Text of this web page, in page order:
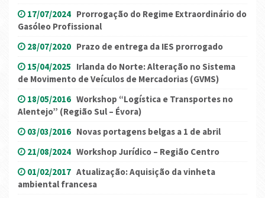
17/07/2024 Prorrogação do Regime Extraordinário do
Gasóleo Profissional
28/07/2020 Prazo de entrega da IES prorrogado
15/04/2025 Irlanda do Norte: Alteração no Sistema
de Movimento de Veículos de Mercadorias (GVMS)
18/05/2016 Workshop “Logística e Transportes no
Alentejo” (Região Sul – Évora)
03/03/2016 Novas portagens belgas a 1 de abril
21/08/2024 Workshop Jurídico – Região Centro
01/02/2017 Atualização: Aquisição da vinheta
ambiental francesa